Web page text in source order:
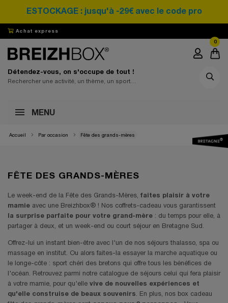
DESTOCKAGE : jusqu'à -29€ avec le code promo
Achat express
Détendez-vous, on s'occupe de tout !
0
MENU
Accueil Par occasion Fête des grands-mères
FÊTE DES GRANDS-MÈRES
Le week-end de la Fête des Grands-Mères, faites plaisir à votre
mamie avec une Breizhbox® ! Nos coffrets-cadeau vous garantissent
la surprise parfaite pour votre grand-mère : du temps pour elle, à
partager à deux, et un week-end ou court séjour en Bretagne Sud.
Offrez-lui un instant bien-être avec l'un de nos séjours thalasso, spa ou
massage en institut. Ou alors faites-la essayer la marche aquatique ou
le longe-côte : sport chéri des bretons qui offre tous les bénéfices de
l'océan. Retrouvez parmi notre catalogue de séjours celui qui fera plaisir
à votre mamie, pour qu'elle vive de nouvelles expériences et
qu'elle construise de beaux souvenirs. En plus, nos box cadeau